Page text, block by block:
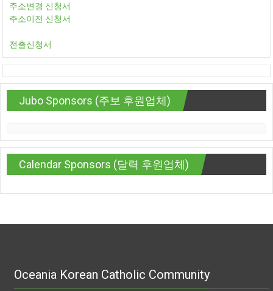
주소변경 신청서
주소이전 신청서
전출신청서
Jubo Sponsors (주보 후원업체)
Calendar Sponsors (달력 후원업체)
Oceania Korean Catholic Community